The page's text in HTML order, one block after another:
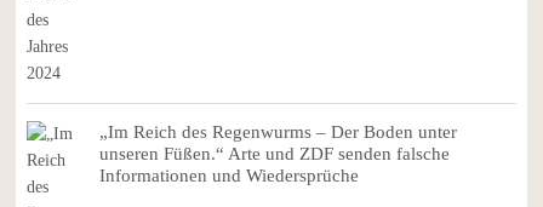
„Im Reich des Regenwurms – Der Boden unter
unseren Füßen.“ Arte und ZDF senden falsche
Informationen und Wiedersprüche